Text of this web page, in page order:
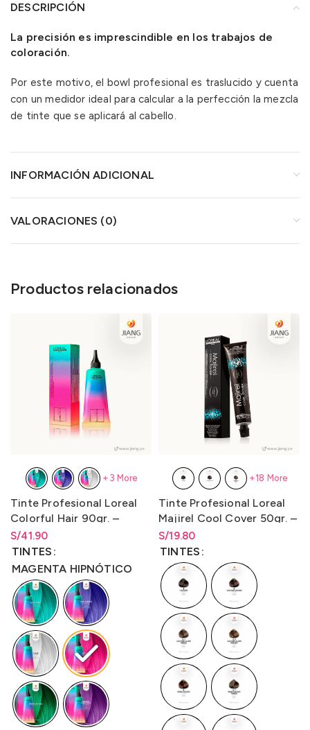
DESCRIPCIÓN
La precisión es imprescindible en los trabajos de
coloración.
Por este motivo, el bowl profesional es traslucido y cuenta
con un medidor ideal para calcular a la perfección la mezcla
de tinte que se aplicará al cabello.
INFORMACIÓN ADICIONAL
VALORACIONES (0)
Productos relacionados
Tinte Profesional Loreal
Colorful Hair 90gr. –
LO3000C1
S/41.90
Rango de precios: desde
S/41.90hasta
TINTES
MAGENTA HIPNÓTICO
+3 More
Tinte Profesional Loreal
Majirel Cool Cover 50gr. –
LO3000M2
S/19.80
Rango de precios: desde
S/19.80hasta
TINTES
+18 More